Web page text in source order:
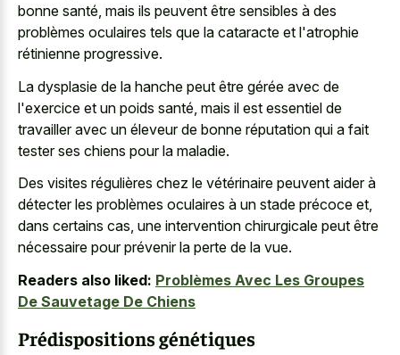
bonne santé, mais ils peuvent être sensibles à des
problèmes oculaires tels que la cataracte et l'atrophie
rétinienne progressive.
La dysplasie de la hanche peut être gérée avec de
l'exercice et un poids santé, mais il est essentiel de
travailler avec un éleveur de bonne réputation qui a fait
tester ses chiens pour la maladie.
Des visites régulières chez le vétérinaire peuvent aider à
détecter les problèmes oculaires à un stade précoce et,
dans certains cas, une intervention chirurgicale peut être
nécessaire pour prévenir la perte de la vue.
Readers also liked: Problèmes Avec Les Groupes
De Sauvetage De Chiens
Prédispositions génétiques